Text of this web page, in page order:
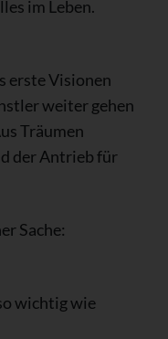
im Leben.
erste Visionen
weiter gehen
Träumen
der Antrieb für
Sache:
wichtig wie